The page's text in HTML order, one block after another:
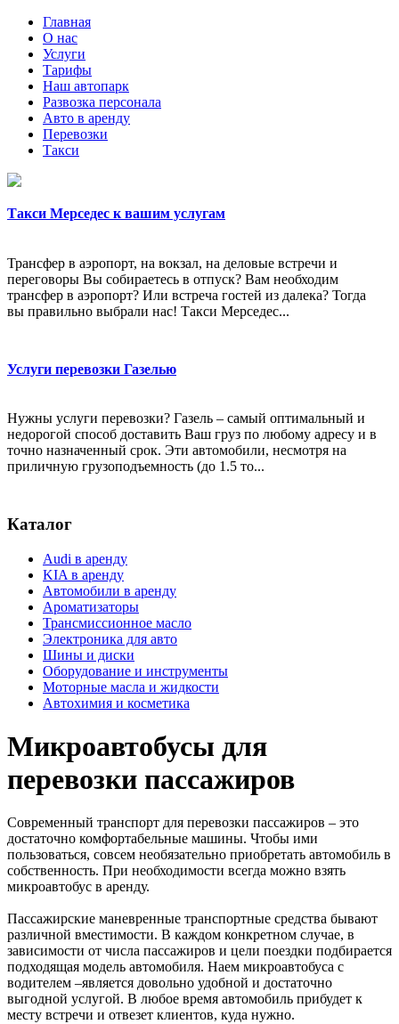
Главная
О нас
Услуги
Тарифы
Наш автопарк
Развозка персонала
Авто в аренду
Перевозки
Такси
Такси Мерседес к вашим услугам
Трансфер в аэропорт, на вокзал, на деловые встречи и
переговоры Вы собираетесь в отпуск? Вам необходим
трансфер в аэропорт? Или встреча гостей из далека? Тогда
вы правильно выбрали нас! Такси Мерседес...
Услуги перевозки Газелью
Нужны услуги перевозки? Газель – самый оптимальный и
недорогой способ доставить Ваш груз по любому адресу и в
точно назначенный срок. Эти автомобили, несмотря на
приличную грузоподъемность (до 1.5 то...
Каталог
Audi в аренду
KIA в аренду
Автомобили в аренду
Ароматизаторы
Трансмиссионное масло
Электроника для авто
Шины и диски
Оборудование и инструменты
Моторные масла и жидкости
Автохимия и косметика
Микроавтобусы для
перевозки пассажиров
Современный транспорт для перевозки пассажиров – это
достаточно комфортабельные машины. Чтобы ими
пользоваться, совсем необязательно приобретать автомобиль в
собственность. При необходимости всегда можно взять
микроавтобус в аренду.
Пассажирские маневренные транспортные средства бывают
различной вместимости. В каждом конкретном случае, в
зависимости от числа пассажиров и цели поездки подбирается
подходящая модель автомобиля. Наем микроавтобуса с
водителем –является довольно удобной и достаточно
выгодной услугой. В любое время автомобиль прибудет к
месту встречи и отвезет клиентов, куда нужно.